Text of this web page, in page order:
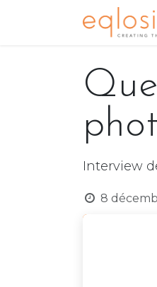
Se rendre au contenu
Interview
8